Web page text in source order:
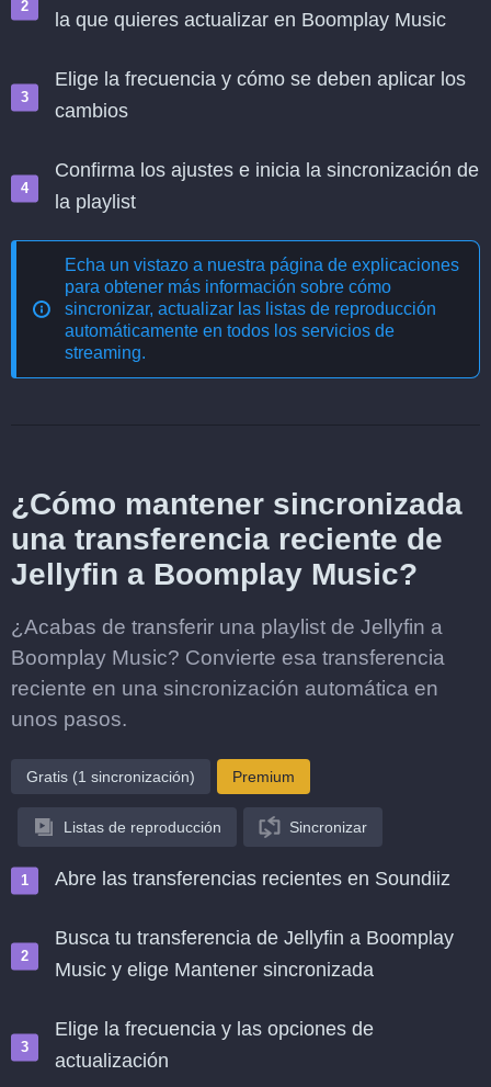
la que quieres actualizar en Boomplay Music
Elige la frecuencia y cómo se deben aplicar los
cambios
Confirma los ajustes e inicia la sincronización de
la playlist
Echa un vistazo a nuestra página de explicaciones
para obtener más información sobre cómo
sincronizar, actualizar las listas de reproducción
automáticamente en todos los servicios de
streaming.
¿Cómo mantener sincronizada
una transferencia reciente de
Jellyfin a Boomplay Music?
¿Acabas de transferir una playlist de Jellyfin a
Boomplay Music? Convierte esa transferencia
reciente en una sincronización automática en
unos pasos.
Gratis (1 sincronización) Premium
Listas de reproducción Sincronizar
Abre las transferencias recientes en Soundiiz
Busca tu transferencia de Jellyfin a Boomplay
Music y elige Mantener sincronizada
Elige la frecuencia y las opciones de
actualización